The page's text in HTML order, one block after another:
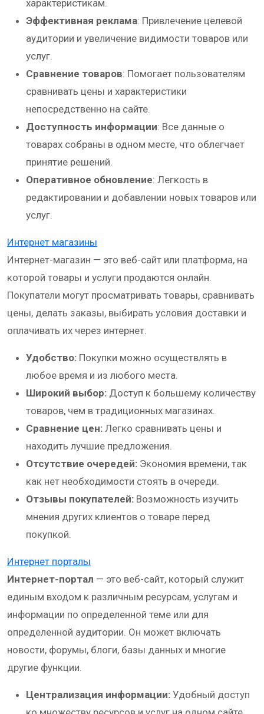
характеристикам.
Эффективная реклама: Привлечение целевой
аудитории и увеличение видимости товаров или
услуг.
Сравнение товаров: Помогает пользователям
сравнивать цены и характеристики
непосредственно на сайте.
Доступность информации: Все данные о
товарах собраны в одном месте, что облегчает
принятие решений.
Оперативное обновление: Легкость в
редактировании и добавлении новых товаров или
услуг.
Интернет магазины
Интернет-магазин — это веб-сайт или платформа, на
которой товары и услуги продаются онлайн.
Покупатели могут просматривать товары, сравнивать
цены, делать заказы, выбирать условия доставки и
оплачивать их через интернет.
Удобство: Покупки можно осуществлять в
любое время и из любого места.
Широкий выбор: Доступ к большему количеству
товаров, чем в традиционных магазинах.
Сравнение цен: Легко сравнивать цены и
находить лучшие предложения.
Отсутствие очередей: Экономия времени, так
как нет необходимости стоять в очереди.
Отзывы покупателей: Возможность изучить
мнения других клиентов о товаре перед
покупкой.
Интернет порталы
Интернет-портал — это веб-сайт, который служит
единым входом к различным ресурсам, услугам и
информации по определенной теме или для
определенной аудитории. Он может включать
новости, форумы, блоги, базы данных и многие
другие функции.
Централизация информации: Удобный доступ